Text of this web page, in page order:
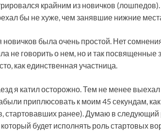
крайним из новичков
бы не хуже, чем занявшие нижние
новичков была очень простой. Нет
не говорить о нем, но и так
как единственная участница.
я катил осторожно. Тем не менее
приплюсовать к моим 45 секундам,
стартовавших ранее). Думаю в
который будет исполнять роль стартовых